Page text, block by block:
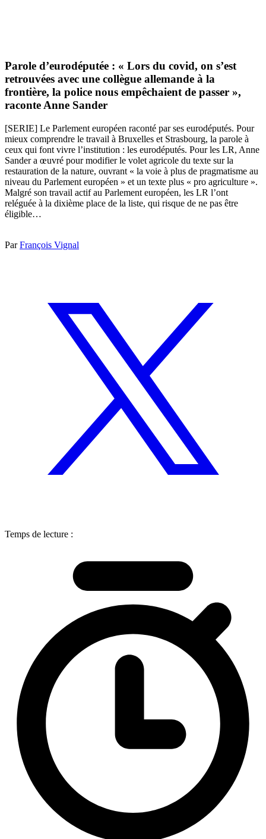
Parole d’eurodéputée : « Lors du covid, on s’est
retrouvées avec une collègue allemande à la
frontière, la police nous empêchaient de passer »,
raconte Anne Sander
[SERIE] Le Parlement européen raconté par ses eurodéputés. Pour
mieux comprendre le travail à Bruxelles et Strasbourg, la parole à
ceux qui font vivre l’institution : les eurodéputés. Pour les LR, Anne
Sander a œuvré pour modifier le volet agricole du texte sur la
restauration de la nature, ouvrant « la voie à plus de pragmatisme au
niveau du Parlement européen » et un texte plus « pro agriculture ».
Malgré son travail actif au Parlement européen, les LR l’ont
reléguée à la dixième place de la liste, qui risque de ne pas être
éligible…
ParFrançois Vignal
Temps de lecture :